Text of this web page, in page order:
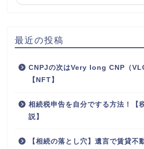
最近の投稿
CNPJの次はVery long CNP（
【NFT】
相続税申告を自分でする方法！【
説】
【相続の落とし穴】遺言で賃貸不